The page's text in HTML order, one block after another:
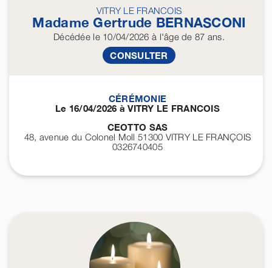
VITRY LE FRANCOIS
Madame Gertrude BERNASCONI
Décédéele 10/04/2026 à l'âge de 87 ans.
CONSULTER
CÉRÉMONIE
Le 16/04/2026 à VITRY LE FRANCOIS
CEOTTO SAS
48, avenue du Colonel Moll 51300 VITRY LE FRANÇOIS
0326740405